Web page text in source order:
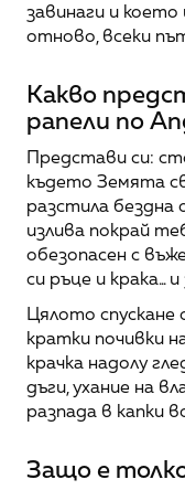
завинаги и
отново, всеки
Какво
рапели по
Представи си:
където Земята
разстила
излива покрай
обезопасен с
си ръце и крака...
Цялото спускане
кратки почивки
крачка надолу
дъги, ухание на
разпада в капки
Защо е